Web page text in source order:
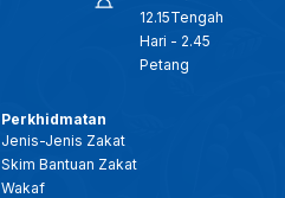
12.15Tengah
Hari - 2.45
Petang
Perkhidmatan
Jenis-Jenis Zakat
Skim Bantuan Zakat
Wakaf